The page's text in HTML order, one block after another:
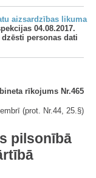
aizsardzības likuma
04.08.2017.
personas dati
rīkojums Nr.465
(prot. Nr.44, 25.§)
pilsonībā